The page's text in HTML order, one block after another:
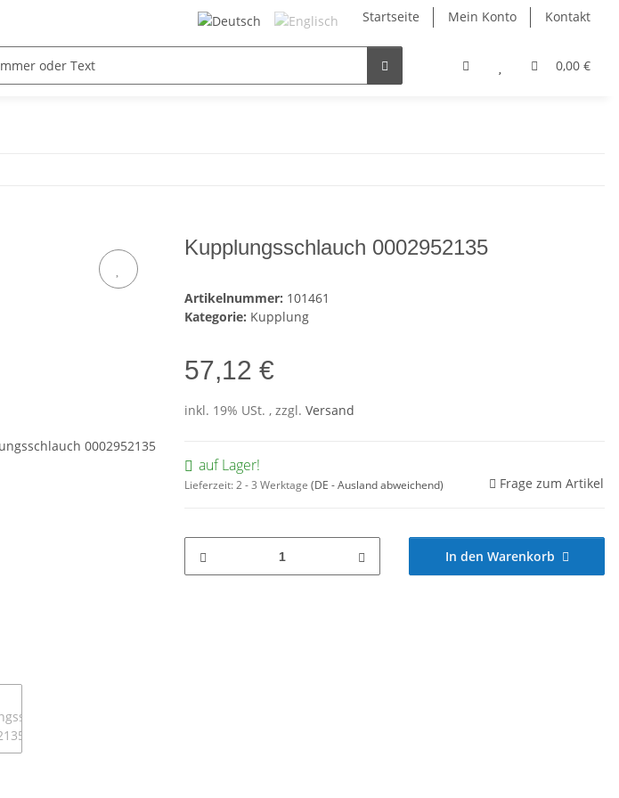
Startseite Mein Konto Kontakt
0,00 €
Kupplungsschlauch 0002952135
Artikelnummer: 101461
Kategorie: Kupplung
57,12 €
inkl. 19% USt. , zzgl. Versand
auf Lager!
Lieferzeit:2 - 3 Werktage (DE - Ausland abweichend) Frage zum Artikel
In den Warenkorb